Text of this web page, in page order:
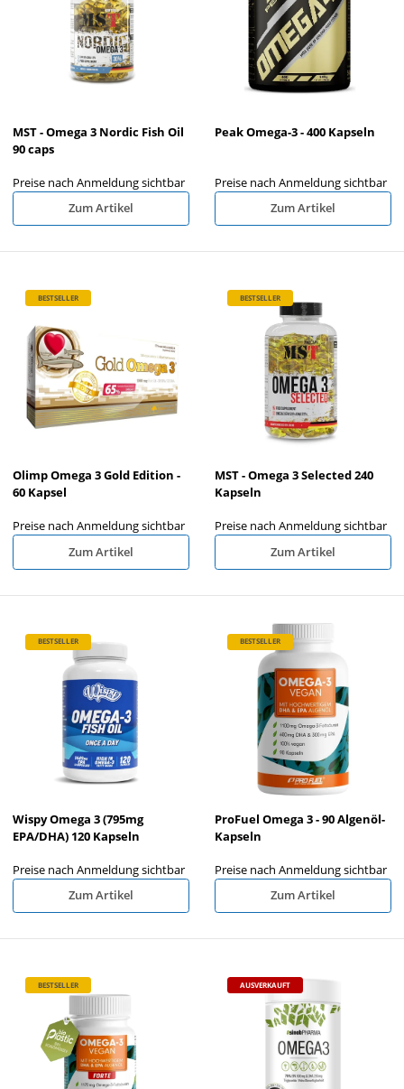
MST - Omega 3 Nordic Fish Oil
90 caps
Preise nach Anmeldung sichtbar
Zum Artikel
Peak Omega-3 - 400 Kapseln
Preise nach Anmeldung sichtbar
Zum Artikel
BESTSELLER
Olimp Omega 3 Gold Edition -
60 Kapsel
Preise nach Anmeldung sichtbar
Zum Artikel
BESTSELLER
MST - Omega 3 Selected 240
Kapseln
Preise nach Anmeldung sichtbar
Zum Artikel
BESTSELLER
Wispy Omega 3 (795mg
EPA/DHA) 120 Kapseln
Preise nach Anmeldung sichtbar
Zum Artikel
BESTSELLER
ProFuel Omega 3 - 90 Algenöl-
Kapseln
Preise nach Anmeldung sichtbar
Zum Artikel
BESTSELLER AUSVERKAUFT